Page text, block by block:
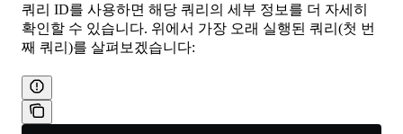
쿼리 ID를 사용하면 해당 쿼리의 세부 정보를 더 자세히
확인할 수 있습니다. 위에서 가장 오래 실행된 쿼리(첫 번
째 쿼리)를 살펴보겠습니다: